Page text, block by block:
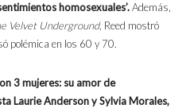
homosexuales’.Además,
Velvet Underground, Reed mostró
polémica en los 60 y 70.
3 mujeres: su amor de
Laurie Anderson y Sylvia Morales,